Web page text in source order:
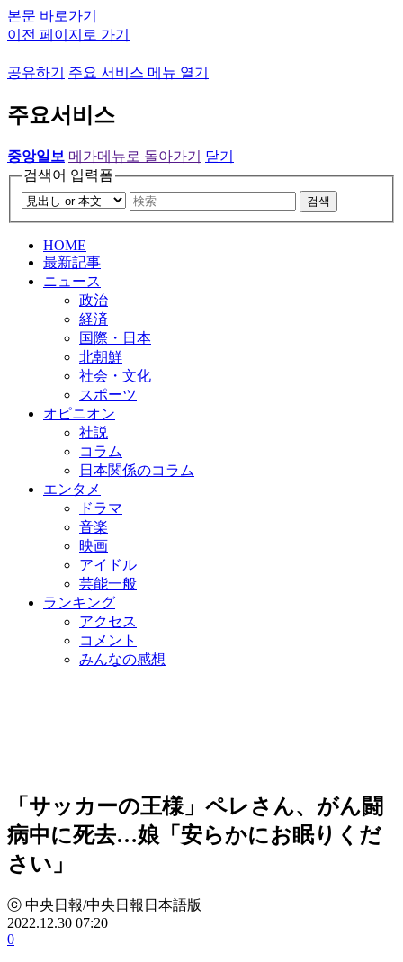
본문 바로가기
이전 페이지로 가기
공유하기 주요 서비스 메뉴 열기
주요서비스
중앙일보 메가메뉴로 돌아가기
닫기
검색어 입력폼
검색
HOME
最新記事
ニュース
政治
経済
国際・日本
北朝鮮
社会・文化
スポーツ
オピニオン
社説
コラム
日本関係のコラム
エンタメ
ドラマ
音楽
映画
アイドル
芸能一般
ランキング
アクセス
コメント
みんなの感想
「サッカーの王様」ペレさん、がん闘
病中に死去…娘「安らかにお眠りくだ
さい」
ⓒ 中央日報/中央日報日本語版
2022.12.30 07:20
0